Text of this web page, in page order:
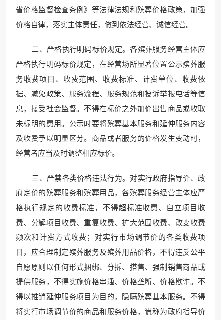
省价格监督检查条例》等法律法规和殡葬价格政策，加强
价格自律，落实主体责任，做到依法经营、诚信经营。
二、严格执行明码标价规定。各殡葬服务经营主体应
严格执行明码标价规定，在经营场所显著位置公示殡葬服
务收费项目、收费范围、收费标准、计费单位、收费依
据、减免政策、服务流程、服务规范和投诉举报电话等信
息，接受社会监督。不得在标价之外加价出售商品或收取
未标明的费用。公示时要将殡葬基本服务和延伸服务内容
及收费予以明显区分。商品或者服务的价格发生变动时，
经营者应当及时调整相应标价。
三、严禁各类价格违法行为。对实行政府指导价、政
府定价的殡葬服务和殡葬用品，各殡葬服务经营主体应严
格执行规定的收费标准，不得超标准收费、自立项目收
费、分解项目收费、重复收费、扩大范围收费、改变收费
频次和计费方式收费；对实行市场调节价的各类收费项
目，应合理制定殡葬服务及殡葬用品价格，不得违反公平
自愿原则以任何形式捆绑、分拆、搭售、强制销售商品或
提供服务，不得实施价格串通、价格垄断、价格欺诈。不
得以推销延伸服务项目为目的，隐瞒殡葬基本服务。不得
将实行市场调节价的商品和服务价格，谎称为政府指导价